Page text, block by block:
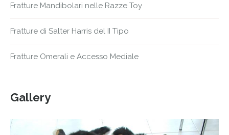
Fratture Mandibolari nelle Razze Toy
Fratture di Salter Harris del II Tipo
Fratture Omerali e Accesso Mediale
Gallery